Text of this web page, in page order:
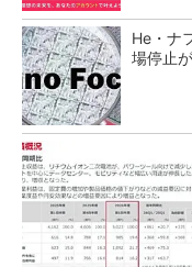
He・ナ
場停止